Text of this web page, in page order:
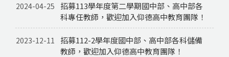
2024-04-25
招募113學年度第二學期國中部、高中部各
科專任教師，歡迎加入仰德高中教育團隊！
2023-12-11
招募112-2學年度國中部、高中部各科儲備
教師，歡迎加入仰德高中教育團隊！